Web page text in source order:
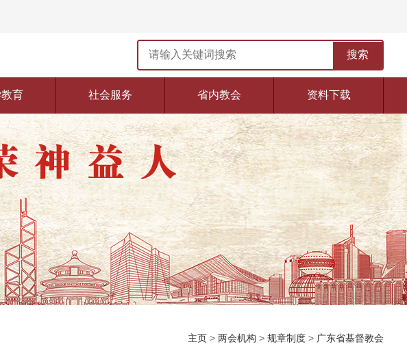
搜索
育 社会服务 省内教会 资料下载
主页 >两会机构 >规章制度 > 广东省基督教会